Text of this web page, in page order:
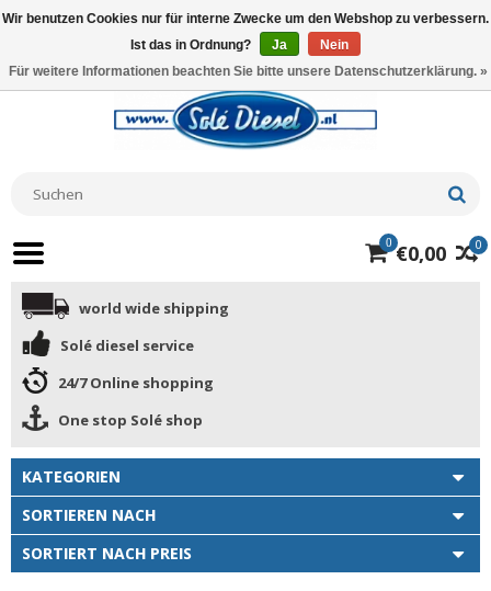
0
0 €0,00
world wide shipping
Solé diesel service
24/7 Online shopping
One stop Solé shop
KATEGORIEN
SORTIEREN NACH
SORTIERT NACH PREIS
Wir benutzen Cookies nur für interne Zwecke um den Webshop zu verbessern.
Ist das in Ordnung?
Ja
Nein
Für weitere Informationen beachten Sie bitte unsere Datenschutzerklärung. »